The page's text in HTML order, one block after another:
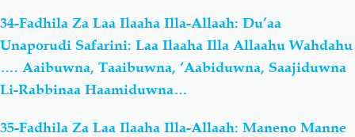
34-Fadhila Za Laa Ilaaha Illa-Allaah: Du’aa
Unaporudi Safarini: Laa Ilaaha Illa Allaahu Wahdahu
…. Aaibuwna, Taaibuwna, ‘Aabiduwna, Saajiduwna
Li-Rabbinaa Haamiduwna…
35-Fadhila Za Laa Ilaaha Illa-Allaah: Maneno Manne